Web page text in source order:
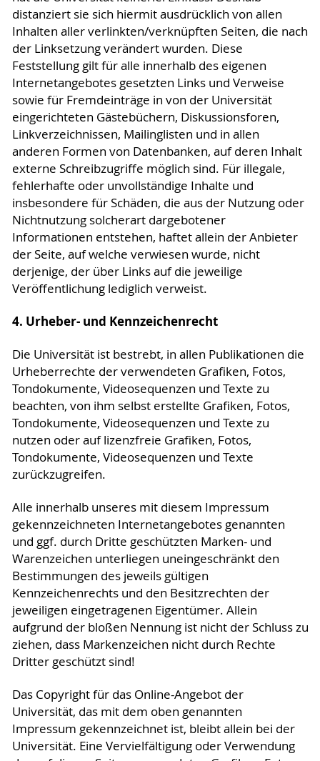
distanziert sie sich hiermit ausdrücklich von allen
Inhalten aller verlinkten/verknüpften Seiten, die nach
der Linksetzung verändert wurden. Diese
Feststellung gilt für alle innerhalb des eigenen
Internetangebotes gesetzten Links und Verweise
sowie für Fremdeinträge in von der Universität
eingerichteten Gästebüchern, Diskussionsforen,
Linkverzeichnissen, Mailinglisten und in allen
anderen Formen von Datenbanken, auf deren Inhalt
externe Schreibzugriffe möglich sind. Für illegale,
fehlerhafte oder unvollständige Inhalte und
insbesondere für Schäden, die aus der Nutzung oder
Nichtnutzung solcherart dargebotener
Informationen entstehen, haftet allein der Anbieter
der Seite, auf welche verwiesen wurde, nicht
derjenige, der über Links auf die jeweilige
Veröffentlichung lediglich verweist.
4. Urheber- und Kennzeichenrecht
Die Universität ist bestrebt, in allen Publikationen die
Urheberrechte der verwendeten Grafiken, Fotos,
Tondokumente, Videosequenzen und Texte zu
beachten, von ihm selbst erstellte Grafiken, Fotos,
Tondokumente, Videosequenzen und Texte zu
nutzen oder auf lizenzfreie Grafiken, Fotos,
Tondokumente, Videosequenzen und Texte
zurückzugreifen.
Alle innerhalb unseres mit diesem Impressum
gekennzeichneten Internetangebotes genannten
und ggf. durch Dritte geschützten Marken- und
Warenzeichen unterliegen uneingeschränkt den
Bestimmungen des jeweils gültigen
Kennzeichenrechts und den Besitzrechten der
jeweiligen eingetragenen Eigentümer. Allein
aufgrund der bloßen Nennung ist nicht der Schluss zu
ziehen, dass Markenzeichen nicht durch Rechte
Dritter geschützt sind!
Das Copyright für das Online-Angebot der
Universität, das mit dem oben genannten
Impressum gekennzeichnet ist, bleibt allein bei der
Universität. Eine Vervielfältigung oder Verwendung